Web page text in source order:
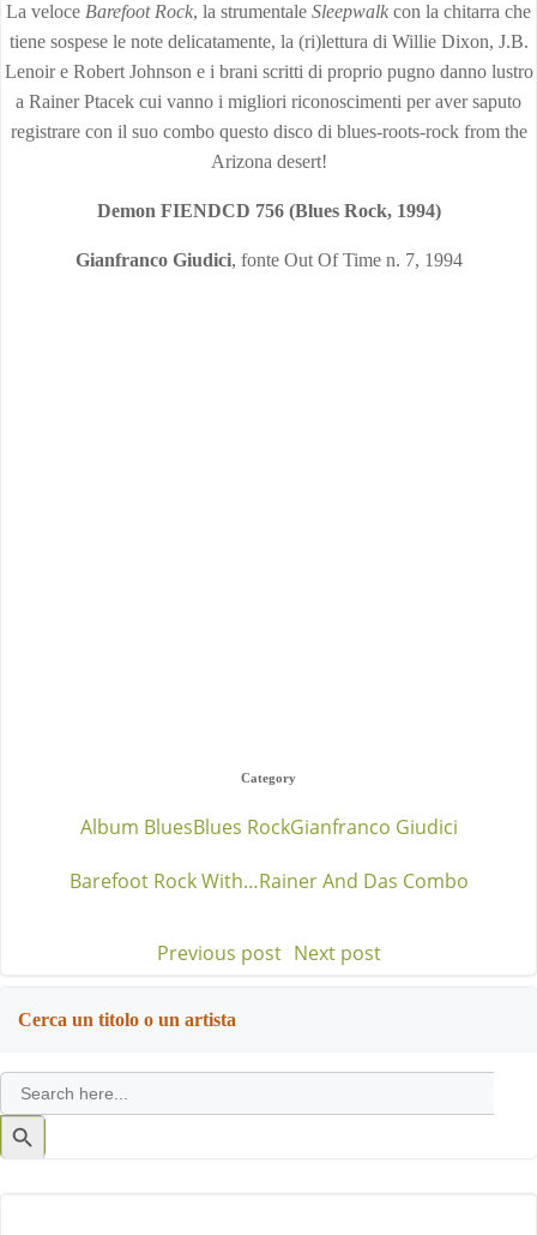
La veloce Barefoot Rock, la strumentale Sleepwalk con la chitarra che
tiene sospese le note delicatamente, la (ri)lettura di Willie Dixon, J.B.
Lenoir e Robert Johnson e i brani scritti di proprio pugno danno lustro
a Rainer Ptacek cui vanno i migliori riconoscimenti per aver saputo
registrare con il suo combo questo disco di blues-roots-rock from the
Arizona desert!
Demon FIENDCD 756 (Blues Rock, 1994)
Gianfranco Giudici, fonte Out Of Time n. 7, 1994
Category
Album BluesBlues RockGianfranco Giudici
Barefoot Rock With…Rainer And Das Combo
Post
navigation
Previous post Post
Next post
Cerca un titolo o un artista
Search
for:
Search
Button